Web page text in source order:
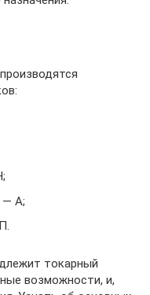
— А;
токарный
возможности, и,